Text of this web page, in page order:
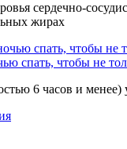
сердечно-
жирах
спать, чтобы не
6 часов и